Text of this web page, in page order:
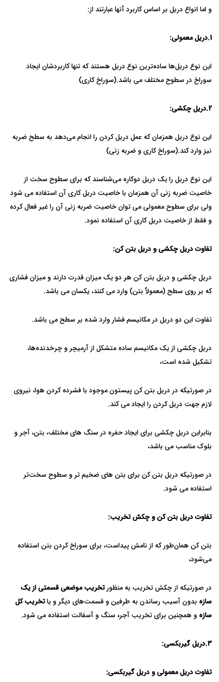
و اما انواع دریل بر اساس کاربرد آنها عبارتند از:
1. دریل معمولی:
این نوع دریل‌ها ساده‌ترین نوع دریل هستند که تنها کاربردشان ایجاد
سوراخ در سطوح مختلف می باشد.(سوراخ کاری)
2.دریل چکشی:
این نوع دریل همزمان که عمل دریل کردن را انجام می‌دهد به سطح ضربه
نیز وارد کند.(سوراخ کاری و ضربه زنی)
این نوع دریل را یک دریل دوکاره می‌شناسند که برای سطوح سخت از
خاصیت ضربه زنی آن همزمان با خاصیت دریل کاری آن استفاده می شود
ولی برای سطوح معمولی می توان خاصیت ضربه زنی آن را غیر فعال کرده
و فقط از خاصیت دریل کاری آن استفاده نمود.
تفاوت دریل چکشی و دریل بتن کن:
دریل چکشی و دریل بتن کن هر دو یک میزان قدرت دارند و میزان فشاری
که بر روی سطح (معمولاٌ بتن) وارد می کنند، یکسان می باشد.
تفاوت این دو دریل در مکانیسم فشار وارد شده بر سطح می باشد.
دریل چکشی از یک مکانیسم ساده متشکل از آرمیچر و چرخدنده‌ها،
تشکیل شده است،
در صورتیکه در دریل بتن کن پیستون موجود با فشرده کردن هوا، نیروی
لازم جهت دریل کردن را ایجاد می کند.
بنابراین دریل چکشی برای ایجاد حفره در سنگ های مختلف، بتن، آجر و
بلوک مناسب می باشد،
در صورتیکه دریل بتن کن برای بتن های ضخیم تر و سطوح سخت‌تر
استفاده می شود.
تفاوت دریل بتن کن و چکش تخریب:
بتن کن همان‌طور که از نامش پیداست، برای سوراخ کردن بتن استفاده
می‌شود،
در صورتیکه از چکش تخریب به منظورتخریب موضعی قسمتی از یک
سازه بدون آسیب رساندن به طرفین و قسمت‌های دیگر و یاتخریب کل
سازه و همچنین برای تخریب آجر، سنگ و آسفالت استفاده می شود.
3.دریل گیربکسی:
تفاوت دریل معمولی و دریل گیربکسی: